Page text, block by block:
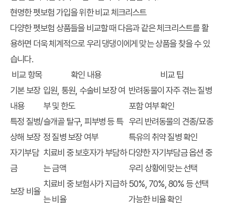
현명한 펫보험 가입을 위한 비교 체크리스트
다양한 펫보험 상품들을 비교할 때 다음과 같은 체크리스트를 활
용하면 더욱 체계적으로 우리 댕댕이에게 맞는 상품을 찾을 수 있
습니다.
비교 항목
확인 내용
비교 팁
기본 보장
내용
입원, 통원, 수술비 보장 여
부 및 한도
반려동물이 자주 겪는 질병
포함 여부 확인
특정 질병/
상해 보장
슬개골 탈구, 피부병 등 특
정 질병 보장 여부
우리 반려동물의 견종/묘종
특유의 취약 질병 확인
자기부담
금
치료비 중 보호자가 부담하
는 금액
다양한 자기부담금 옵션 중
우리 상황에 맞는 선택
보장 비율
치료비 중 보험사가 지급하
는 비율
50%, 70%, 80% 등 선택
가능한 비율 확인